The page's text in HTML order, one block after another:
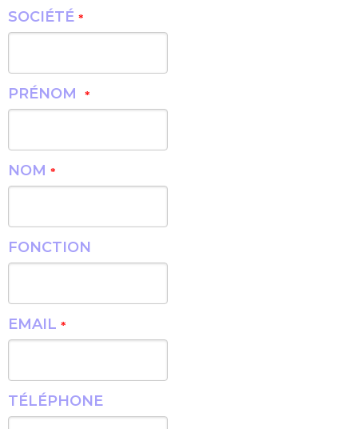
SOCIÉTÉ *
PRÉNOM *
NOM *
FONCTION
EMAIL *
TÉLÉPHONE